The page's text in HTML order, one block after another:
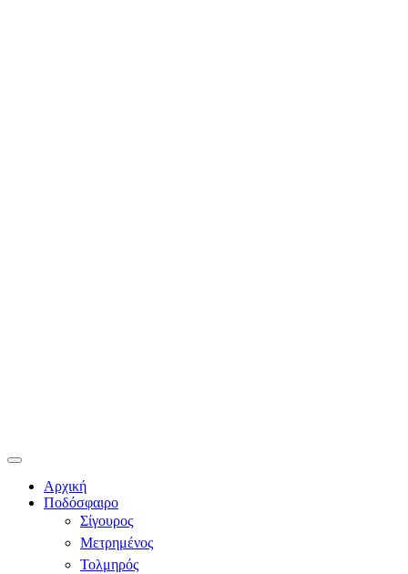
Αρχική
Ποδόσφαιρο
Σίγουρος
Μετρημένος
Τολμηρός